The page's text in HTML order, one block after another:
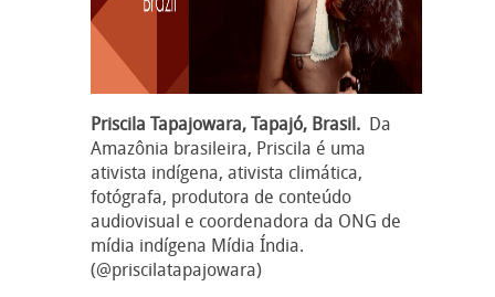
Priscila Tapajowara, Tapajó, Brasil. Da
Amazônia brasileira, Priscila é uma
ativista indígena, ativista climática,
fotógrafa, produtora de conteúdo
audiovisual e coordenadora da ONG de
mídia indígena Mídia Índia.
(@priscilatapajowara)